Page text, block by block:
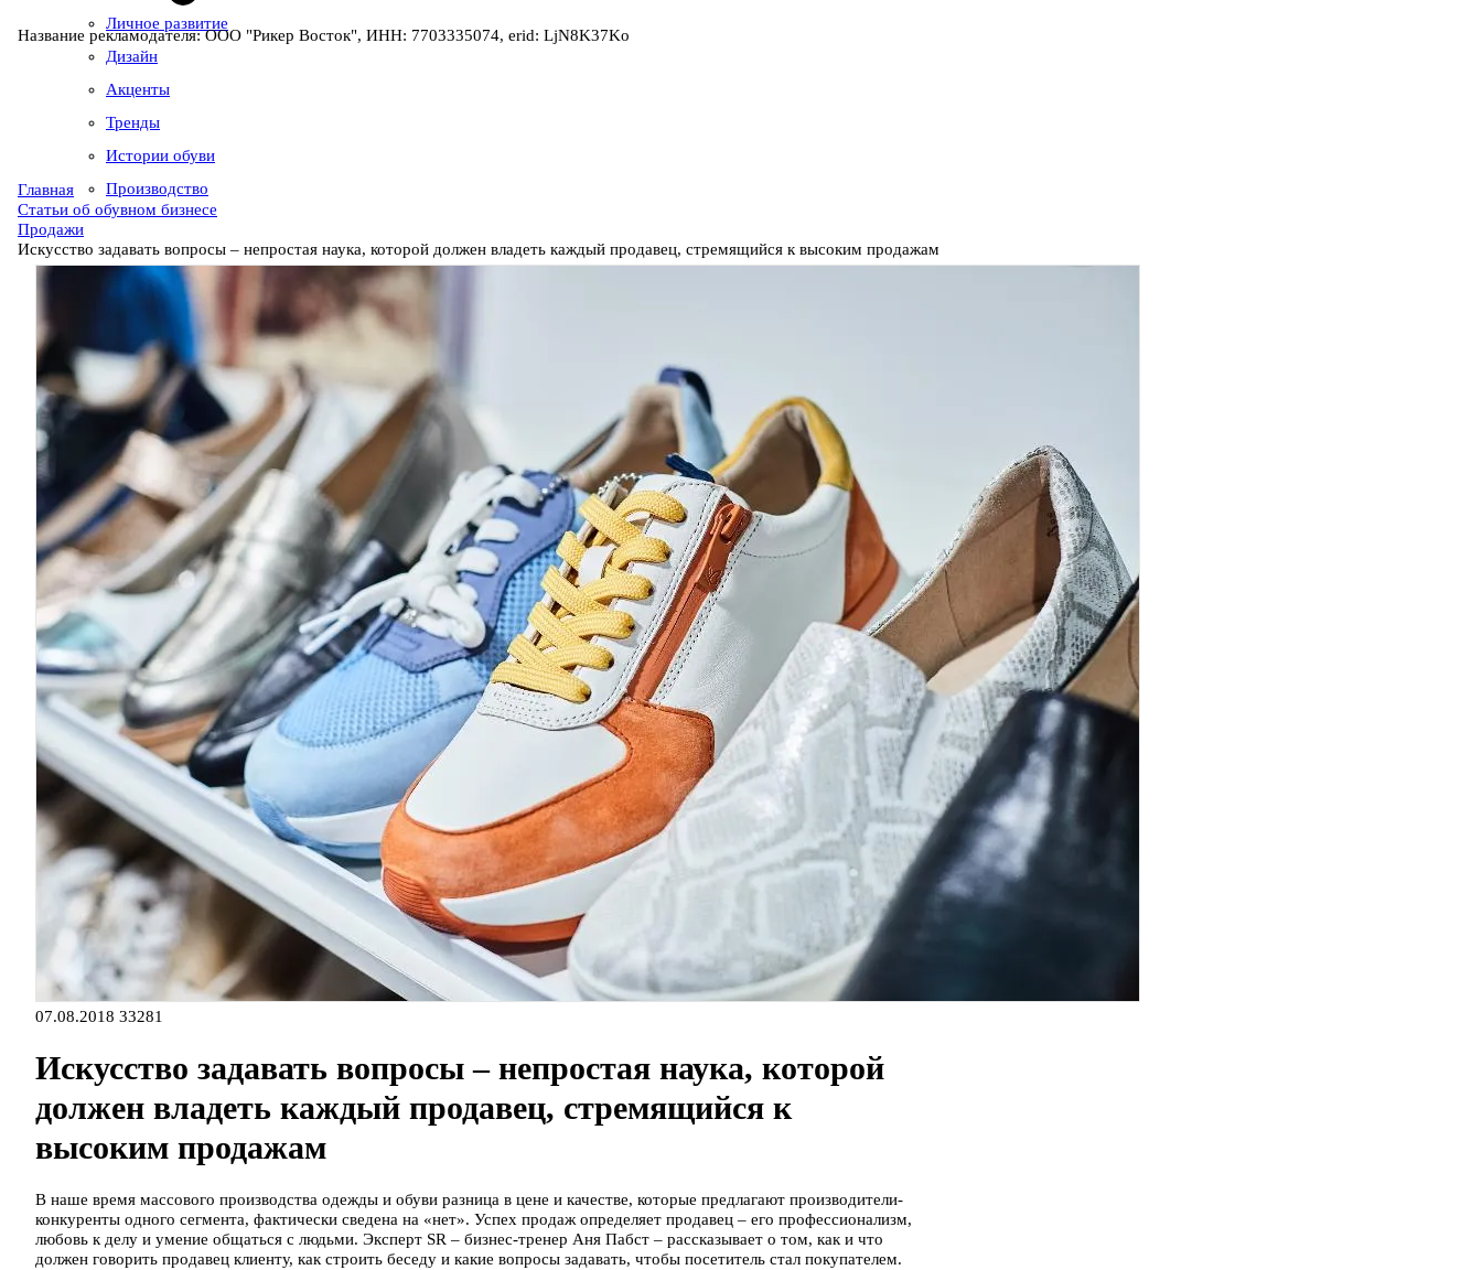
Личное развитие
Дизайн
Акценты
Тренды
Истории обуви
Производство
Название рекламодателя: ООО "Рикер Восток", ИНН: 7703335074, erid: LjN8K37Ko
Главная
Статьи об обувном бизнесе
Продажи
Искусство задавать вопросы – непростая наука, которой должен владеть каждый продавец, стремящийся к высоким продажам
07.08.2018 33281
Искусство задавать вопросы – непростая наука, которой
должен владеть каждый продавец, стремящийся к
высоким продажам
В наше время массового производства одежды и обуви разница в цене и качестве, которые предлагают производители-
конкуренты одного сегмента, фактически сведена на «нет». Успех продаж определяет продавец – его профессионализм,
любовь к делу и умение общаться с людьми. Эксперт SR – бизнес-тренер Аня Пабст – рассказывает о том, как и что
должен говорить продавец клиенту, как строить беседу и какие вопросы задавать, чтобы посетитель стал покупателем.